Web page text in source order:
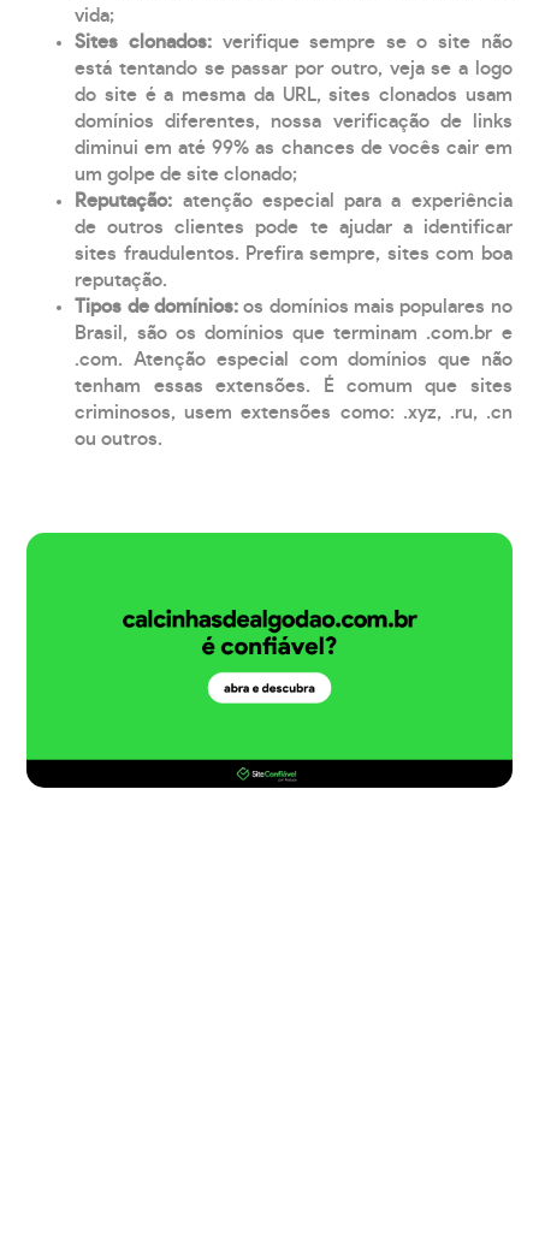
vida;
Sites clonados: verifique sempre se o site não
está tentando se passar por outro, veja se a logo
do site é a mesma da URL, sites clonados usam
domínios diferentes, nossa verificação de links
diminui em até 99% as chances de vocês cair em
um golpe de site clonado;
Reputação: atenção especial para a experiência
de outros clientes pode te ajudar a identificar
sites fraudulentos. Prefira sempre, sites com boa
reputação.
Tipos de domínios:os domínios mais populares no
Brasil, são os domínios que terminam .com.br e
.com. Atenção especial com domínios que não
tenham essas extensões. É comum que sites
criminosos, usem extensões como: .xyz, .ru, .cn
ou outros.